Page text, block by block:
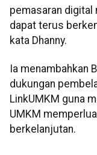
pemasaran digital
dapat terus
kata Dhanny.
Ia menambahkan
dukungan
LinkUMKM guna
UMKM
berkelanjutan.